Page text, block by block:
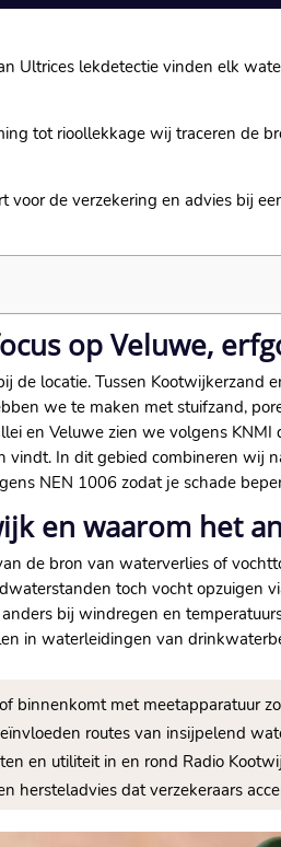
Ultrices lekdetectie vinden elk
tot rioollekkage wij traceren de
de verzekering en advies bij
op Veluwe,
de locatie.​ Tussen
we te maken met stuifzand,
en Veluwe zien we volgens
In dit gebied combineren wij
NEN 1006 zodat je schade
en waarom het
de bron van waterverlies of
toch vocht opzuigen
bij windregen en
in waterleidingen van
binnenkomt met meetapparatuur
routes van insijpelend
en utiliteit in en rond Radio
hersteladvies dat verzekeraars